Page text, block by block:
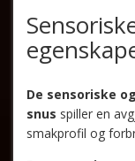
De sensoriske
snus spiller en
smakprofil og